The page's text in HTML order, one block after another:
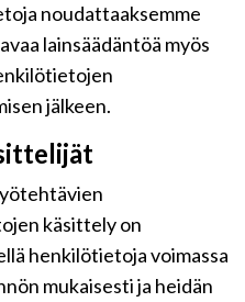
noudattaaksemme
lainsäädäntöä myös
jälkeen.
käsittely on
henkilötietoja voimassa
mukaisesti ja heidän